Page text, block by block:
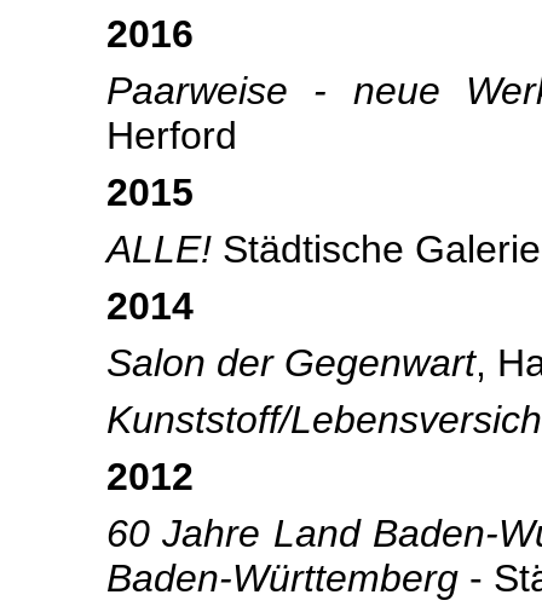
2016
Paarweise - neue
Herford
2015
ALLE! Städtische
2014
Salon der Gegenwart,
Kunststoff/
2012
60 Jahre Land Baden-
Baden-Württemberg -